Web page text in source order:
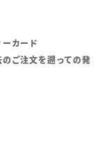
カード
ご注文を遡っての発